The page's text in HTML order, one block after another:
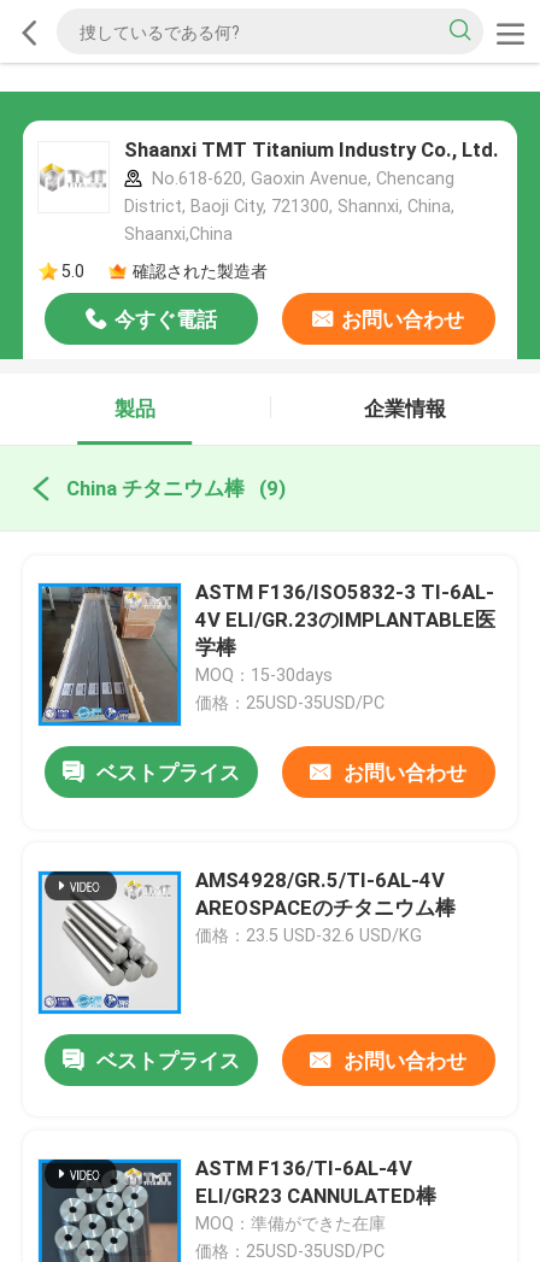
Shaanxi TMT Titanium Industry Co., Ltd.
No.618-620, Gaoxin Avenue, Chencang
District, Baoji City, 721300, Shannxi, China,
Shaanxi,China
5.0
確認された製造者
今すぐ電話 お問い合わせ
製品 企業情報
China チタニウム棒 (9)
ASTM F136/ISO5832-3 TI-6AL-
4V ELI/GR.23のIMPLANTABLE医
学棒
MOQ：15-30days
価格：25USD-35USD/PC
ベストプライス お問い合わせ
AMS4928/GR.5/TI-6AL-4V
AREOSPACEのチタニウム棒
価格：23.5 USD-32.6 USD/KG
ベストプライス お問い合わせ
ASTM F136/TI-6AL-4V
ELI/GR23 CANNULATED棒
MOQ：準備ができた在庫
価格：25USD-35USD/PC